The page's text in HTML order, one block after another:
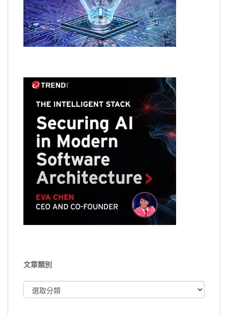
文章類別
章